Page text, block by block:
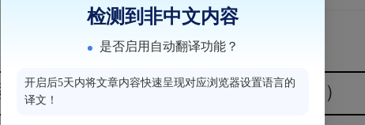
疗机构许可事项汇总表（2025.2.1-2.15）
检测到非中文内容
是否启用自动翻译功能？
开启后5天内将文章内容快速呈现对应浏览器设置语言的
译文！